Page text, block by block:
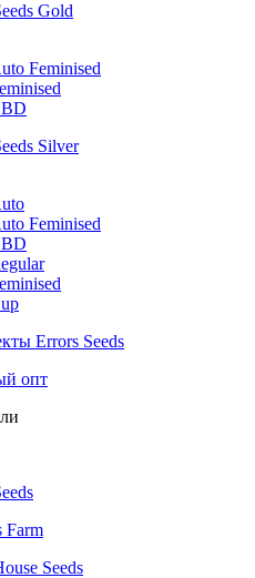
Gold
Feminised
Silver
Feminised
Errors Seeds
опт
Farm
Seeds